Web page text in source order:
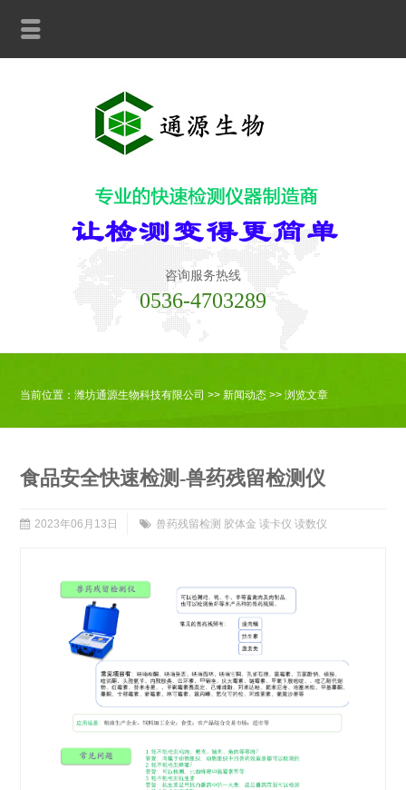
咨询服务热线
0536-4703289
当前位置：潍坊通源生物科技有限公司 >>新闻动态 >> 浏览文章
食品安全快速检测-兽药残留检测仪
2023年06月13日 兽药残留检测 胶体金 读卡仪 读数仪